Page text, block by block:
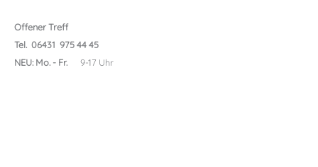
Offener Treff
Tel. 06431 975 44 45
NEU: Mo. - Fr.9-17 Uhr